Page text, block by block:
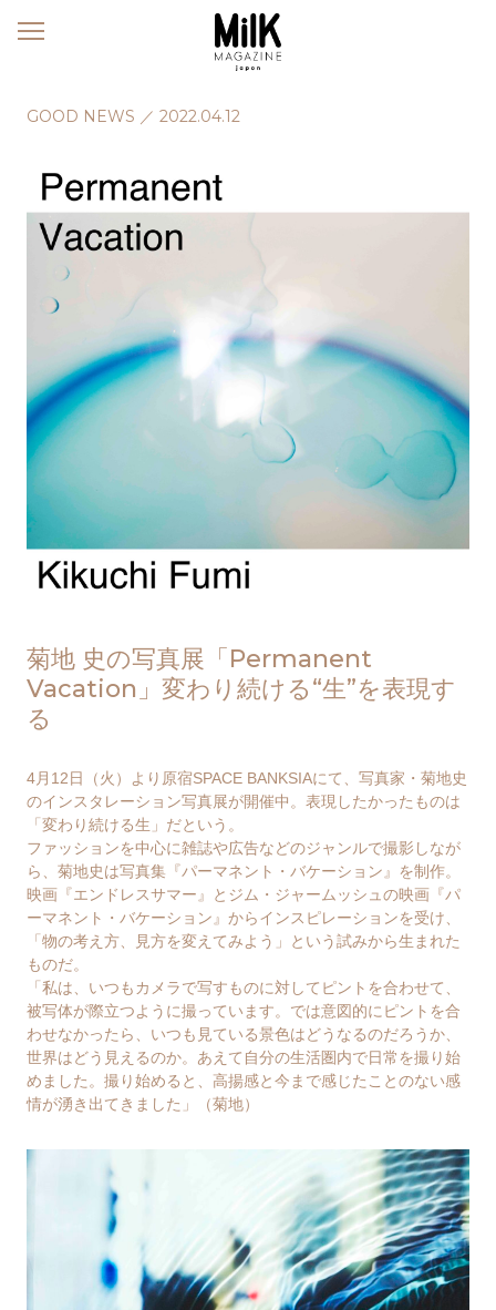
メ
GOOD NEWS ／ 2022.04.12
菊地 史の写真展「Permanent
Vacation」変わり続ける“生”を表現す
る
4月12日（火）より原宿SPACE BANKSIAにて、写真家・菊地史
のインスタレーション写真展が開催中。表現したかったものは
「変わり続ける生」だという。
ファッションを中心に雑誌や広告などのジャンルで撮影しなが
ら、菊地史は写真集『パーマネント・バケーション』を制作。
映画『エンドレスサマー』とジム・ジャームッシュの映画『パ
ーマネント・バケーション』からインスピレーションを受け、
「物の考え方、見方を変えてみよう」という試みから生まれた
ものだ。
「私は、いつもカメラで写すものに対してピントを合わせて、
被写体が際立つように撮っています。では意図的にピントを合
わせなかったら、いつも見ている景色はどうなるのだろうか、
世界はどう見えるのか。あえて自分の生活圏内で日常を撮り始
めました。撮り始めると、高揚感と今まで感じたことのない感
情が湧き出てきました」（菊地）